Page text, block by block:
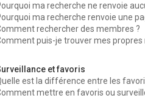
ma recherche ne renvoie
ma recherche renvoie une
rechercher des membres ?
puis-je trouver mes propres
et favoris
est la différence entre les
mettre en favoris ou